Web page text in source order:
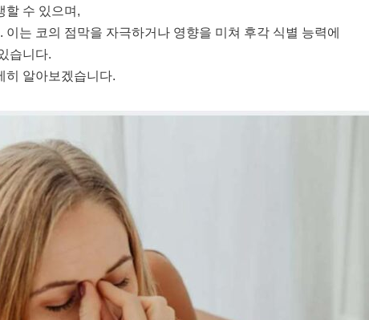
할 수 있으며,
는 코의 점막을 자극하거나 영향을 미쳐 후각 식별 능력에
습니다.
히 알아보겠습니다.